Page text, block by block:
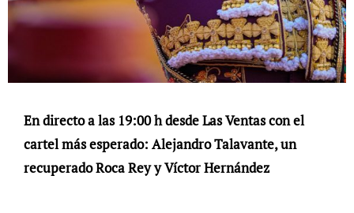
En directo a las 19:00 h desde Las Ventas con el
cartel más esperado: Alejandro Talavante, un
recuperado Roca Rey y Víctor Hernández